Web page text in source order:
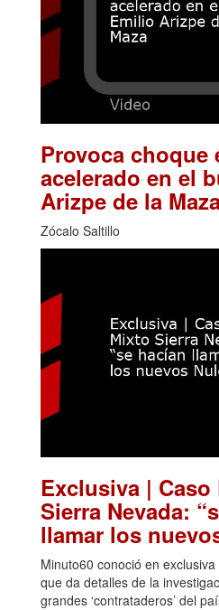
Provoca choque
acelerado en el
Arizpe de la
Zócalo Saltillo
Exclusiva |
Sierra Nevada:
llamar los
Minuto60 conoció en
que da detalles de la
grandes ‘contrataderos’ del